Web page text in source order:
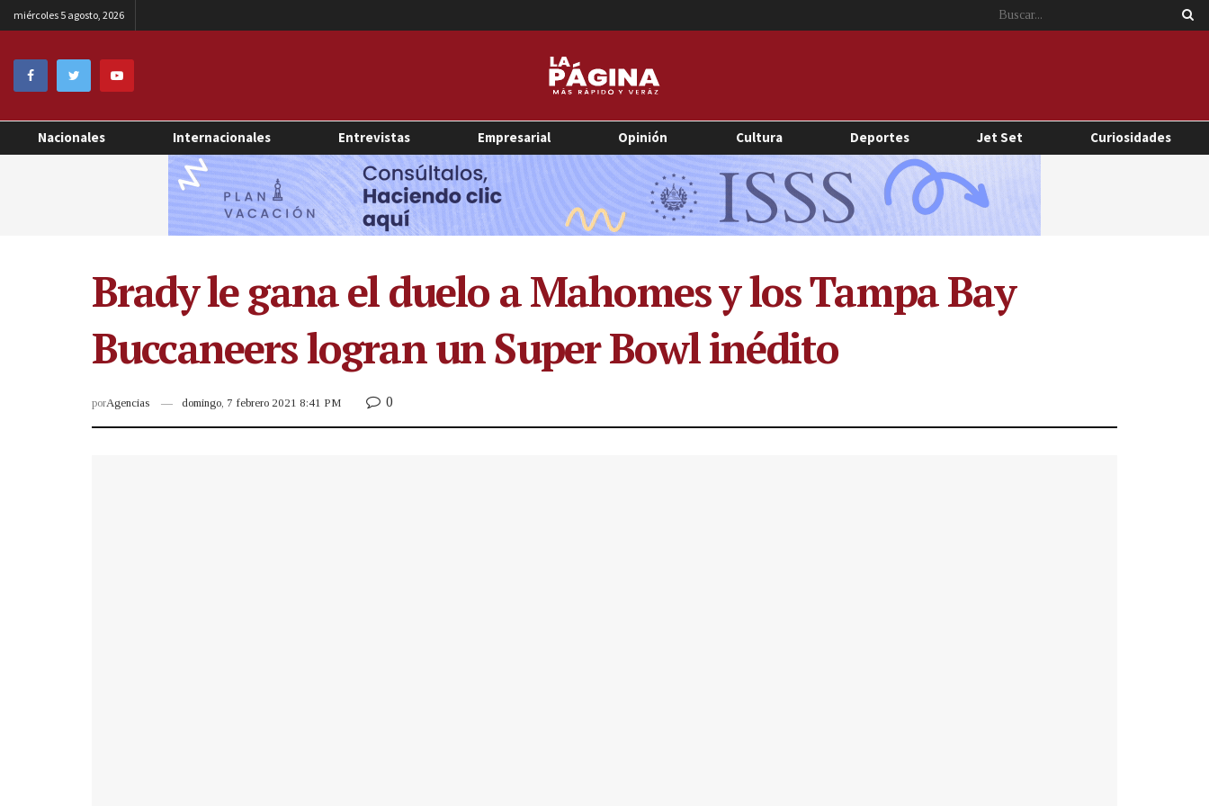
miércoles 5 agosto, 2026
Nacionales Internacionales Entrevistas Empresarial Opinión Cultura Deportes Jet Set Curiosidades
Brady le gana el duelo a Mahomes y los Tampa Bay
Buccaneers logran un Super Bowl inédito
porAgencias domingo, 7 febrero 2021 8:41 PM 0